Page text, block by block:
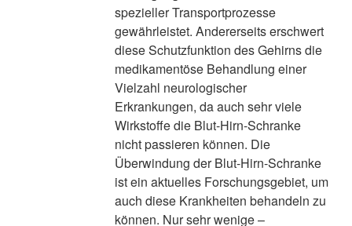
spezieller Transportprozesse
gewährleistet. Andererseits erschwert
diese Schutzfunktion des Gehirns die
medikamentöse Behandlung einer
Vielzahl neurologischer
Erkrankungen, da auch sehr viele
Wirkstoffe die Blut-Hirn-Schranke
nicht passieren können. Die
Überwindung der Blut-Hirn-Schranke
ist ein aktuelles Forschungsgebiet, um
auch diese Krankheiten behandeln zu
können. Nur sehr wenige –